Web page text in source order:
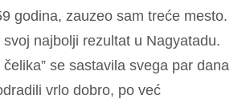
godina, zauzeo sam treće mesto.
najbolji rezultat u Nagyatadu.
čelika” se sastavila svega par dana
vrlo dobro, po već